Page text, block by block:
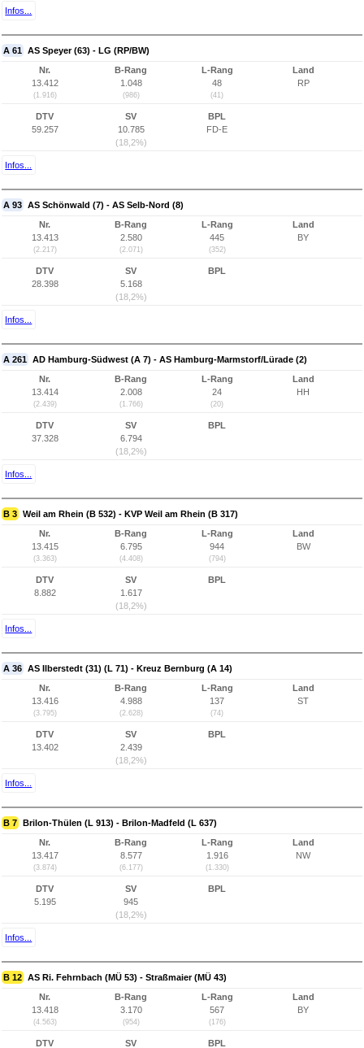
Infos...
A 61 AS Speyer (63) - LG (RP/BW)
Nr.
13.412
(1.916)
B-Rang
1.048
(986)
L-Rang
48
(41)
Land
RP
DTV
59.257
SV
10.785
(18,2%)
BPL
FD-E
Infos...
A 93 AS Schönwald (7) - AS Selb-Nord (8)
Nr.
13.413
(2.217)
B-Rang
2.580
(2.071)
L-Rang
445
(352)
Land
BY
DTV
28.398
SV
5.168
(18,2%)
BPL
Infos...
A 261 AD Hamburg-Südwest (A 7) - AS Hamburg-Marmstorf/Lürade (2)
Nr.
13.414
(2.439)
B-Rang
2.008
(1.766)
L-Rang
24
(20)
Land
HH
DTV
37.328
SV
6.794
(18,2%)
BPL
Infos...
B 3 Weil am Rhein (B 532) - KVP Weil am Rhein (B 317)
Nr.
13.415
(3.363)
B-Rang
6.795
(4.408)
L-Rang
944
(794)
Land
BW
DTV
8.882
SV
1.617
(18,2%)
BPL
Infos...
A 36 AS Ilberstedt (31) (L 71) - Kreuz Bernburg (A 14)
Nr.
13.416
(3.795)
B-Rang
4.988
(2.628)
L-Rang
137
(74)
Land
ST
DTV
13.402
SV
2.439
(18,2%)
BPL
Infos...
B 7 Brilon-Thülen (L 913) - Brilon-Madfeld (L 637)
Nr.
13.417
(3.874)
B-Rang
8.577
(6.177)
L-Rang
1.916
(1.330)
Land
NW
DTV
5.195
SV
945
(18,2%)
BPL
Infos...
B 12 AS Ri. Fehrnbach (MÜ 53) - Straßmaier (MÜ 43)
Nr.
13.418
(4.563)
B-Rang
3.170
(954)
L-Rang
567
(176)
Land
BY
DTV
SV
BPL